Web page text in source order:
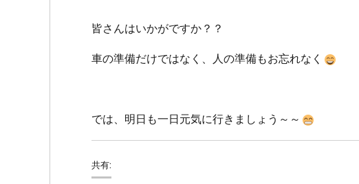
皆さんはいかがですか？？
車の準備だけではなく、人の準備もお忘れなく
では、明日も一日元気に行きましょう～～
共有: